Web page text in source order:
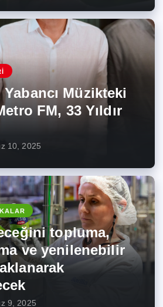
Müzikteki
FM, 33 Yıldır
10, 2025
topluma,
ve yenilenebilir
9, 2025